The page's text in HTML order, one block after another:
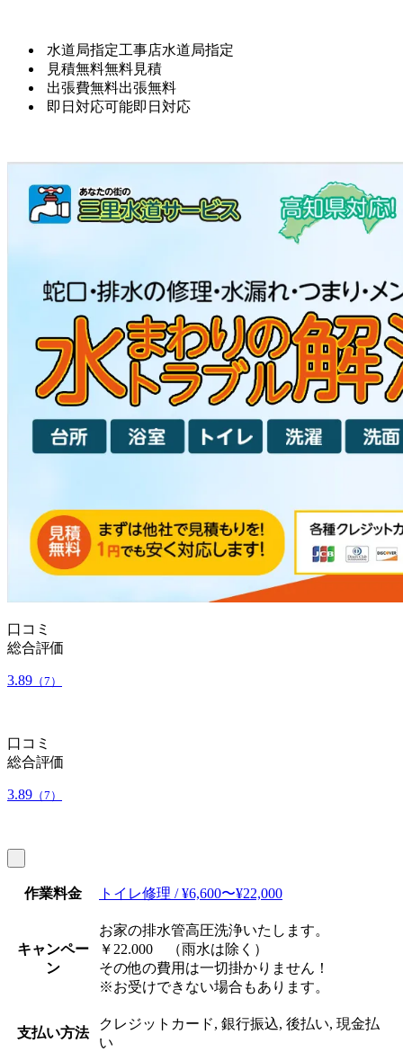
水道局指定工事店水道局指定
見積無料無料見積
出張費無料出張無料
即日対応可能即日対応
口コミ
総合評価
3.89 （7）
口コミ
総合評価
3.89 （7）
作業料金 トイレ修理 / ¥6,600〜¥22,000
キャンペー
ン
お家の排水管高圧洗浄いたします。
￥22.000 （雨水は除く）
​その他の費用は一切掛かりません！
※お受けできない場合もあります。
支払い方法
クレジットカード, 銀行振込, 後払い, 現金払
い